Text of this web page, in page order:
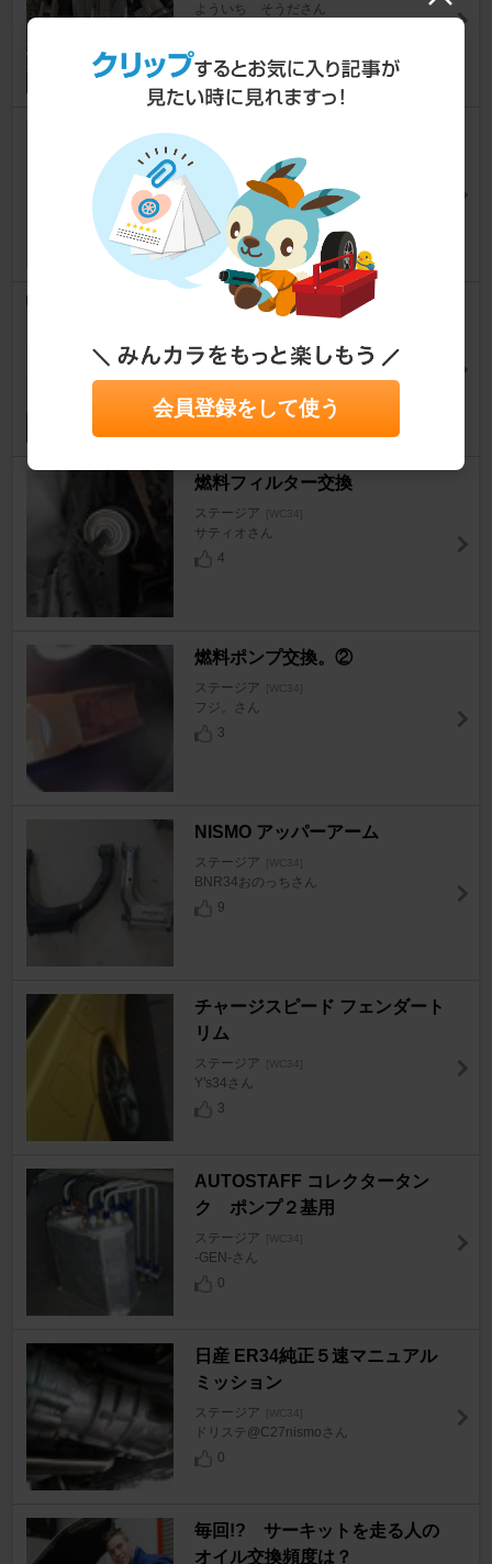
よういち そうださん
ステージア [WC34]
Mars34さん
燃料ポンプ交換。①
フジ。さん
2
燃料フィルター交換
ステージア [WC34]
サティオさん
4
燃料ポンプ交換。②
ステージア [WC34]
フジ。さん
3
NISMO アッパーアーム
ステージア [WC34]
BNR34おのっちさん
9
チャージスピード フェンダート
リム
ステージア [WC34]
Y's34さん
3
AUTOSTAFF コレクタータン
ク ポンプ２基用
ステージア [WC34]
-GEN-さん
0
日産 ER34純正５速マニュアル
ミッション
ステージア [WC34]
ドリステ@C27nismoさん
0
毎回!? サーキットを走る人の
オイル交換頻度は？
会員登録をして使う